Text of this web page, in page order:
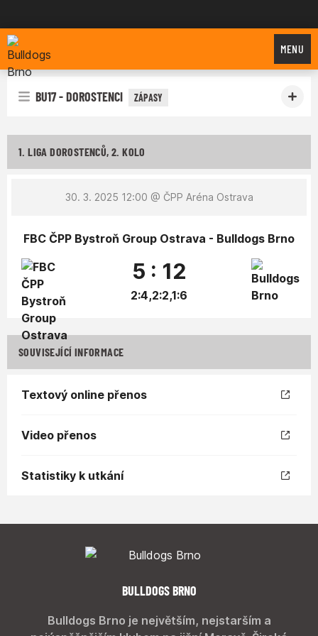
Bulldogs Brno
MENU
BU17 - DOROSTENCI ZÁPASY
1. LIGA DOROSTENCŮ, 2. KOLO
30. 3. 2025 12:00 @ ČPP Aréna Ostrava
FBC ČPP Bystroň Group Ostrava - Bulldogs Brno
5 : 12
2:4,2:2,1:6
SOUVISEJÍCÍ INFORMACE
Textový online přenos
Video přenos
Statistiky k utkání
BULLDOGS BRNO
Bulldogs Brno je největším, nejstarším a